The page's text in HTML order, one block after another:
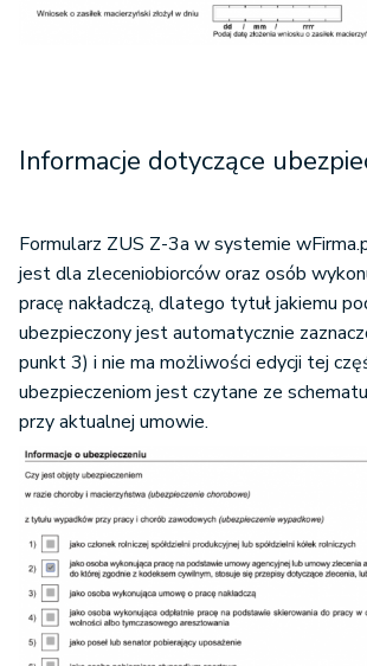
Informacje dotyczące
Formularz ZUS Z-3a w systemie
jest dla zleceniobiorców oraz osób
pracę nakładczą, dlatego tytuł jakiemu
ubezpieczony jest automatycznie
punkt 3) i nie ma możliwości edycji tej
ubezpieczeniom jest czytane ze
przy aktualnej umowie.